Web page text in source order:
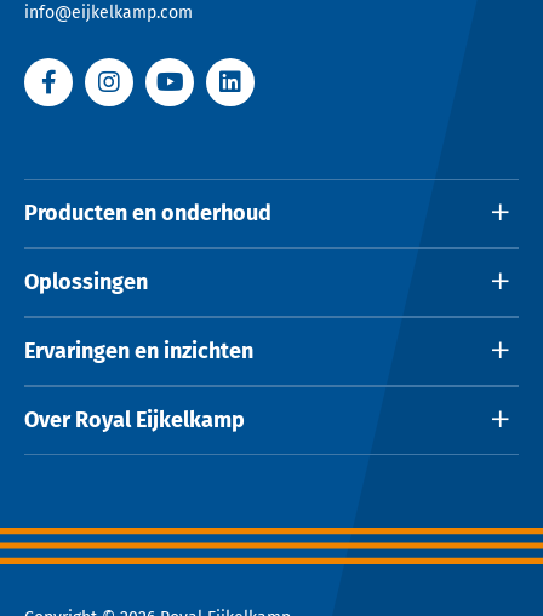
info@eijkelkamp.com
Producten en onderhoud
Oplossingen
Ervaringen en inzichten
Over Royal Eijkelkamp